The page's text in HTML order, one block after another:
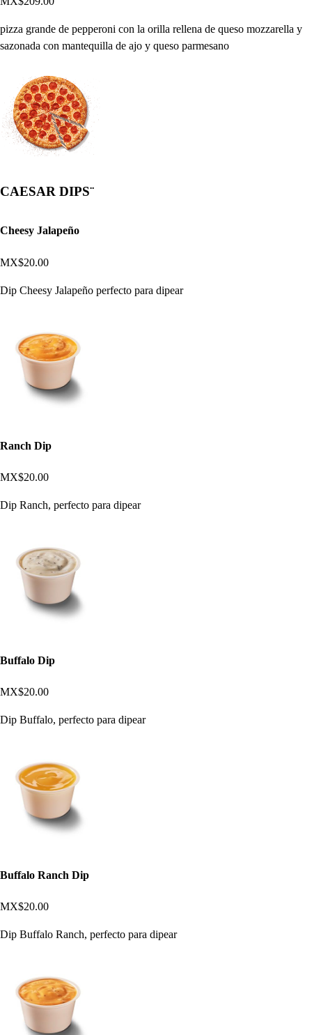
pizza grande de pepperoni con la orilla rellena de queso mozzarella y
sazonada con mantequilla de ajo y queso parmesano
CAESAR DIPS¨
Cheesy Jalapeño
MX$20.00
Dip Cheesy Jalapeño perfecto para dipear
Ranch Dip
MX$20.00
Dip Ranch, perfecto para dipear
Buffalo Dip
MX$20.00
Dip Buffalo, perfecto para dipear
Buffalo Ranch Dip
MX$20.00
Dip Buffalo Ranch, perfecto para dipear